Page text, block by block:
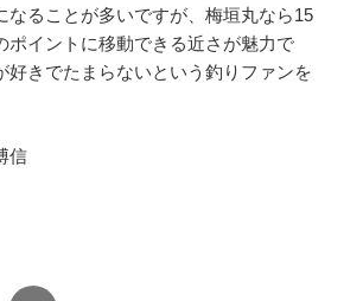
なることが多いですが、梅垣丸なら15
ポイントに移動できる近さが魅力で
好きでたまらないという釣りファンを